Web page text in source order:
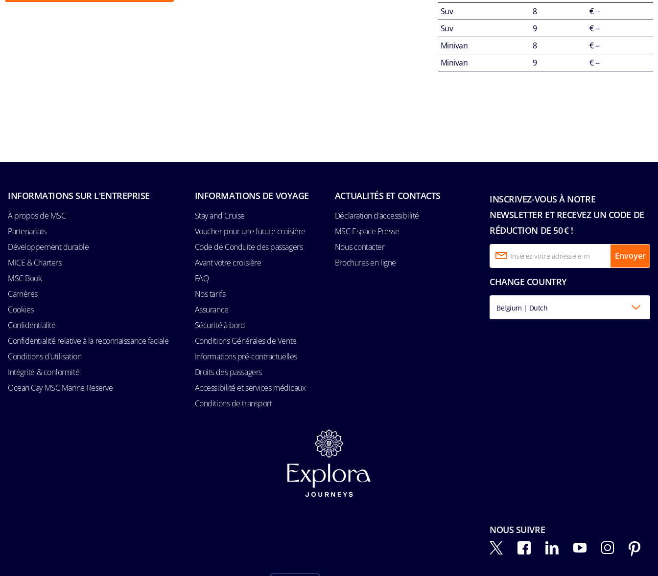
Suv
8
€ --
Suv
9
€ --
Minivan
8
€ --
Minivan
9 € --
INSCRIVEZ-VOUS À NOTRE
NEWSLETTER ET RECEVEZ UN CODE DE
RÉDUCTION DE 50 € !
Envoyer
CHANGE COUNTRY
Belgium | Dutch
INFORMATIONS SUR L'ENTREPRISE
À propos de MSC
Partenariats
Développement durable
MICE & Charters
MSC Book
Carrières
Cookies
Confidentialité
Confidentialité relative à la reconnaissance faciale
Conditions d'utilisation
Intégrité & conformité
Ocean Cay MSC Marine Reserve
INFORMATIONS DE VOYAGE
Stay and Cruise
Voucher pour une future croisière
Code de Conduite des passagers
Avant votre croisière
FAQ
Nos tarifs
Assurance
Sécurité à bord
Conditions Générales de Vente
Informations pré-contractuelles
Droits des passagers
Accessibilité et services médicaux
Conditions de transport
ACTUALITÉS ET CONTACTS
Déclaration d’accessibilité
MSC Espace Presse
Nous contacter
Brochures en ligne
NOUS SUIVRE